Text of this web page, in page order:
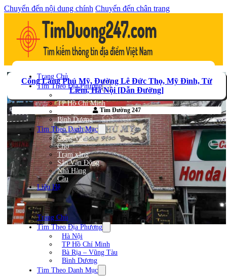
Chuyển đến nội dung chính Chuyển đến chân trang
Trang Chủ
Tìm Theo Địa Phương
Hà Nội
TP Hồ Chí Minh
Bà Rịa – Vũng Tàu
Bình Dương
Tìm Theo Danh Mục
Công Viên
Chợ
Trạm xăng
Sân Vận Động
Nhà Hàng
Cầu
Liên Hệ
Trang Chủ
Tìm Theo Địa Phương
Hà Nội
TP Hồ Chí Minh
Bà Rịa – Vũng Tàu
Bình Dương
Tìm Theo Danh Mục
Cổng Làng Phú Mỹ, Đường Lê Đức Thọ, Mỹ Đình, Từ
Liêm, Hà Nội [Dẫn Đường]
Tìm Đường 247